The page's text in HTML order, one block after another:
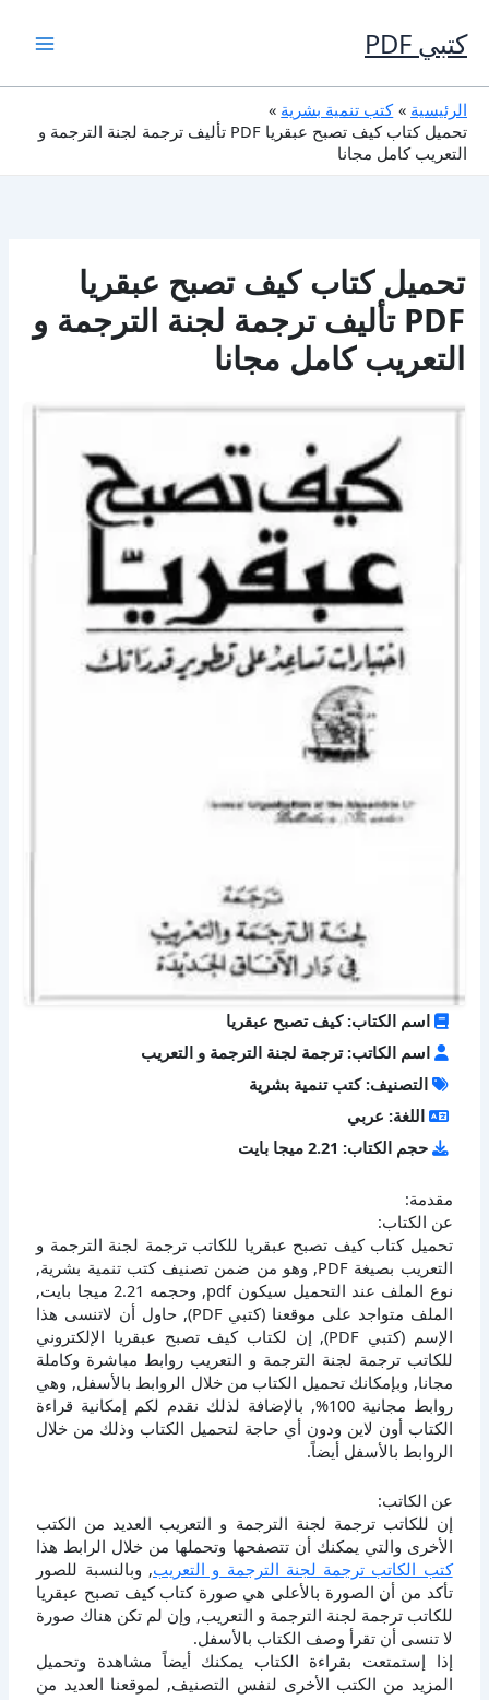
إلى
المحتوى
كتبي PDF
الرئيسية
كتب تنمية بشرية
تحميل كتاب كيف تصبح عبقريا PDF تأليف ترجمة لجنة الترجمة و
التعريب كامل مجانا
تحميل كتاب كيف تصبح عبقريا
PDF تأليف ترجمة لجنة الترجمة و
التعريب كامل مجانا
اسم الكتاب: كيف تصبح عبقريا
اسم الكاتب: ترجمة لجنة الترجمة و التعريب
التصنيف: كتب تنمية بشرية
اللغة: عربي
حجم الكتاب: 2.21 ميجا بايت
مقدمة:
عن الكتاب:
تحميل كتاب كيف تصبح عبقريا للكاتب ترجمة لجنة الترجمة و
التعريب بصيغة PDF, وهو من ضمن تصنيف كتب تنمية بشرية,
نوع الملف عند التحميل سيكون pdf, وحجمه 2.21 ميجا بايت,
الملف متواجد على موقعنا (كتبي PDF), حاول أن لاتنسى هذا
الإسم (كتبي PDF), إن لكتاب كيف تصبح عبقريا الإلكتروني
للكاتب ترجمة لجنة الترجمة و التعريب روابط مباشرة وكاملة
مجانا, وبإمكانك تحميل الكتاب من خلال الروابط بالأسفل, وهي
روابط مجانية 100%, بالإضافة لذلك نقدم لكم إمكانية قراءة
الكتاب أون لاين ودون أي حاجة لتحميل الكتاب وذلك من خلال
الروابط بالأسفل أيضاً.
عن الكاتب:
إن للكاتب ترجمة لجنة الترجمة و التعريب العديد من الكتب
الأخرى والتي يمكنك أن تتصفحها وتحملها من خلال الرابط هذا
كتب الكاتب ترجمة لجنة الترجمة و التعريب, وبالنسبة للصور
تأكد من أن الصورة بالأعلى هي صورة كتاب كيف تصبح عبقريا
للكاتب ترجمة لجنة الترجمة و التعريب, وإن لم تكن هناك صورة
لا تنسى أن تقرأ وصف الكتاب بالأسفل.
إذا إستمتعت بقراءة الكتاب يمكنك أيضاً مشاهدة وتحميل
المزيد من الكتب الأخرى لنفس التصنيف, لموقعنا العديد من